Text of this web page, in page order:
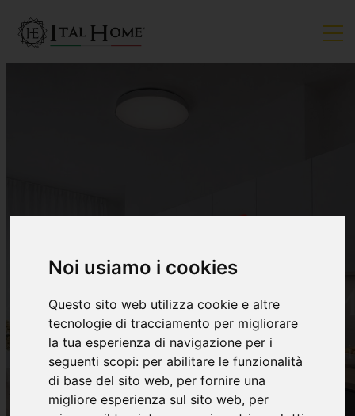
Noi usiamo i cookies
Questo sito web utilizza cookie e altre
tecnologie di tracciamento per migliorare
la tua esperienza di navigazione per i
seguenti scopi: per abilitare le funzionalità
di base del sito web, per fornire una
migliore esperienza sul sito web, per
VENDUTO